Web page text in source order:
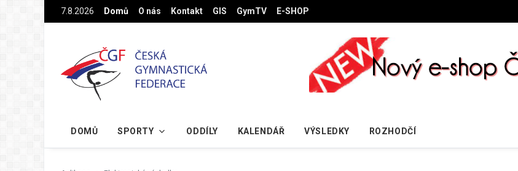
Na hlavní obsah7.8.2026 Domů O nás Kontakt GIS GymTV E-SHOP
DOMŮ SPORTY ODDÍLY KALENDÁŘ VÝSLEDKY ROZHODČÍ